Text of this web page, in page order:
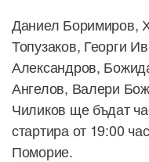
Даниел Боримиров,
Топузаков, Георги
Александров,
Ангелов, Валери
Чиликов ще бъдат
стартира от 19:00
Поморие.